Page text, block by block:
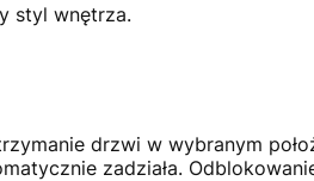
styl wnętrza.
drzwi w wybranym
zadziała.